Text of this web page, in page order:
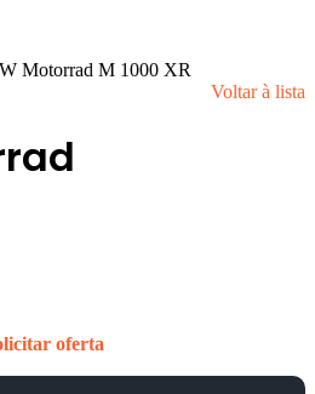
Motorrad M 1000 XR
Voltar à lista
oferta